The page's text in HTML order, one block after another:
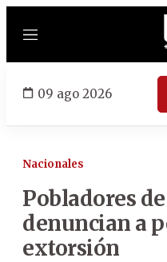
Menú
09 ago 2026
Nacionales
Pobladores
denuncian a
extorsión